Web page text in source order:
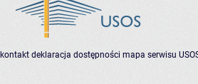
kontakt deklaracja dostępności mapa serwisu